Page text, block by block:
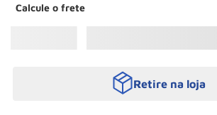
Calcule o frete
Retire na loja